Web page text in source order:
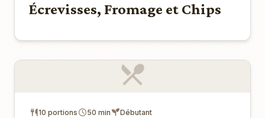
Écrevisses, Fromage et Chips
10 portions 50 min Débutant